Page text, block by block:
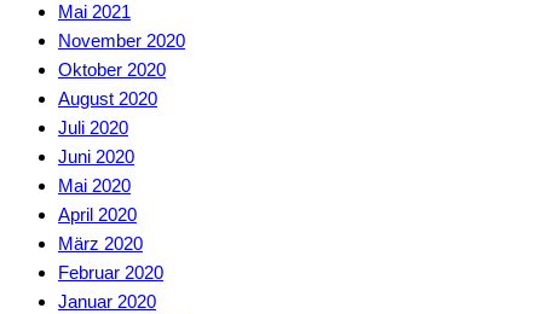
Mai 2021
November 2020
Oktober 2020
August 2020
Juli 2020
Juni 2020
Mai 2020
April 2020
März 2020
Februar 2020
Januar 2020